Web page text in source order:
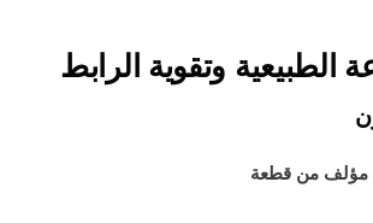
الطبيعية وتقوية الرابط
مؤلف من قطعة